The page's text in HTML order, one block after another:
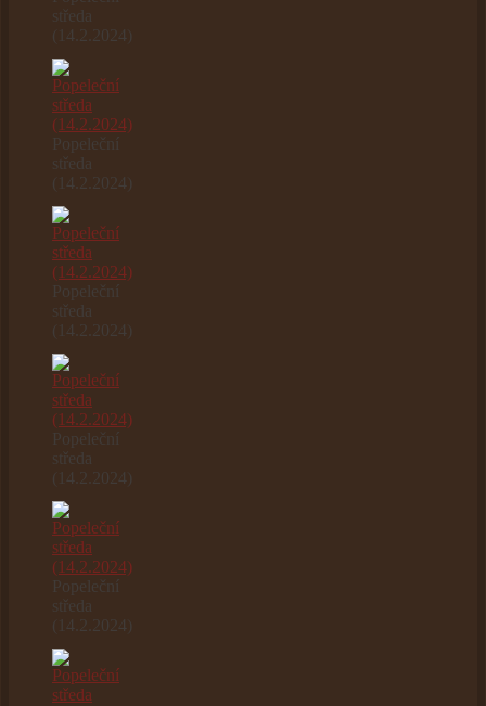
středa
(14.2.2024)
Popeleční
středa
(14.2.2024)
Popeleční
středa
(14.2.2024)
Popeleční
středa
(14.2.2024)
Popeleční
středa
(14.2.2024)